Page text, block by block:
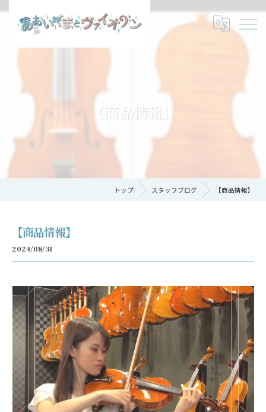
【商品情報】
トップ スタッフブログ 【商品情報】
【商品情報】
2024/08/31